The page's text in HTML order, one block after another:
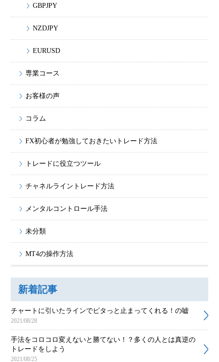
GBPJPY
NZDJPY
EURUSD
専業コース
お客様の声
コラム
FX初心者が勉強しておきたいトレード方法
トレードに役立つツール
チャネルライントレード方法
メンタルコントロール手法
未分類
MT4の操作方法
新着記事
チャートに引いたラインでピタっと止まってくれる！の嘘
2021/08/28
手法をコロコロ変えないと勝てない！？多くの人とは真逆の
トレードをしよう
2021/08/25